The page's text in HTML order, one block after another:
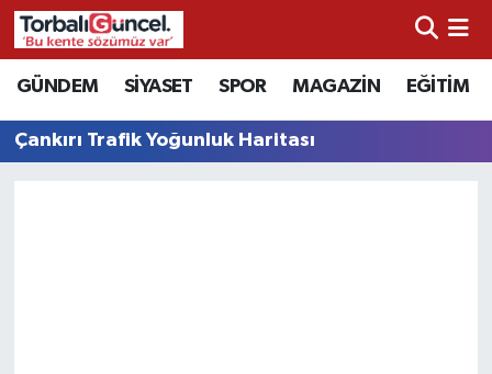
GÜNDEM SİYASET SPOR MAGAZİN EĞİTİM
Çankırı Trafik Yoğunluk Haritası
İzmir Nöbetçi Eczaneler
İzmir Hava Durumu